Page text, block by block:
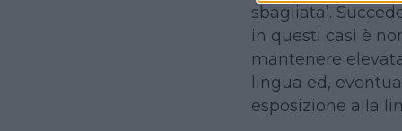
sbagliata’.
in questi casi è
mantenere
lingua ed,
esposizione alla